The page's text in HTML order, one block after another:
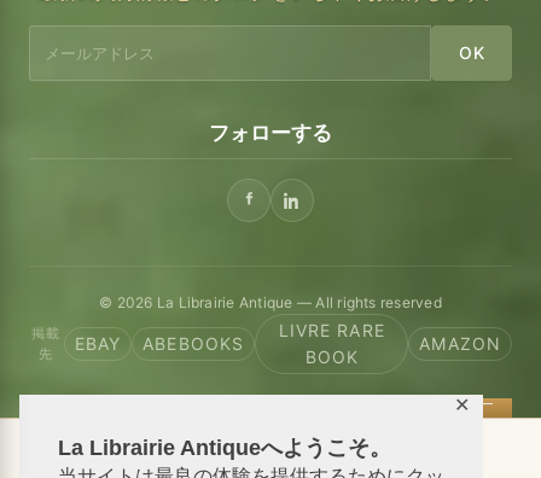
La Librairie Antiqueへようこそ。
✕
OK
フォローする
© 2026 La Librairie Antique — All rights reserved
掲載
先
EBAY ABEBOOKS
LIVRE RARE
BOOK
AMAZON
📦 We ship antiquarian books worldwide